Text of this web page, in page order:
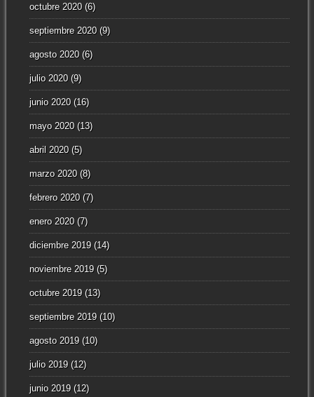
octubre 2020(6)
septiembre 2020(9)
agosto 2020(6)
julio 2020(9)
junio 2020(16)
mayo 2020(13)
abril 2020(5)
marzo 2020(8)
febrero 2020(7)
enero 2020(7)
diciembre 2019(14)
noviembre 2019(5)
octubre 2019(13)
septiembre 2019(10)
agosto 2019(10)
julio 2019(12)
junio 2019(12)